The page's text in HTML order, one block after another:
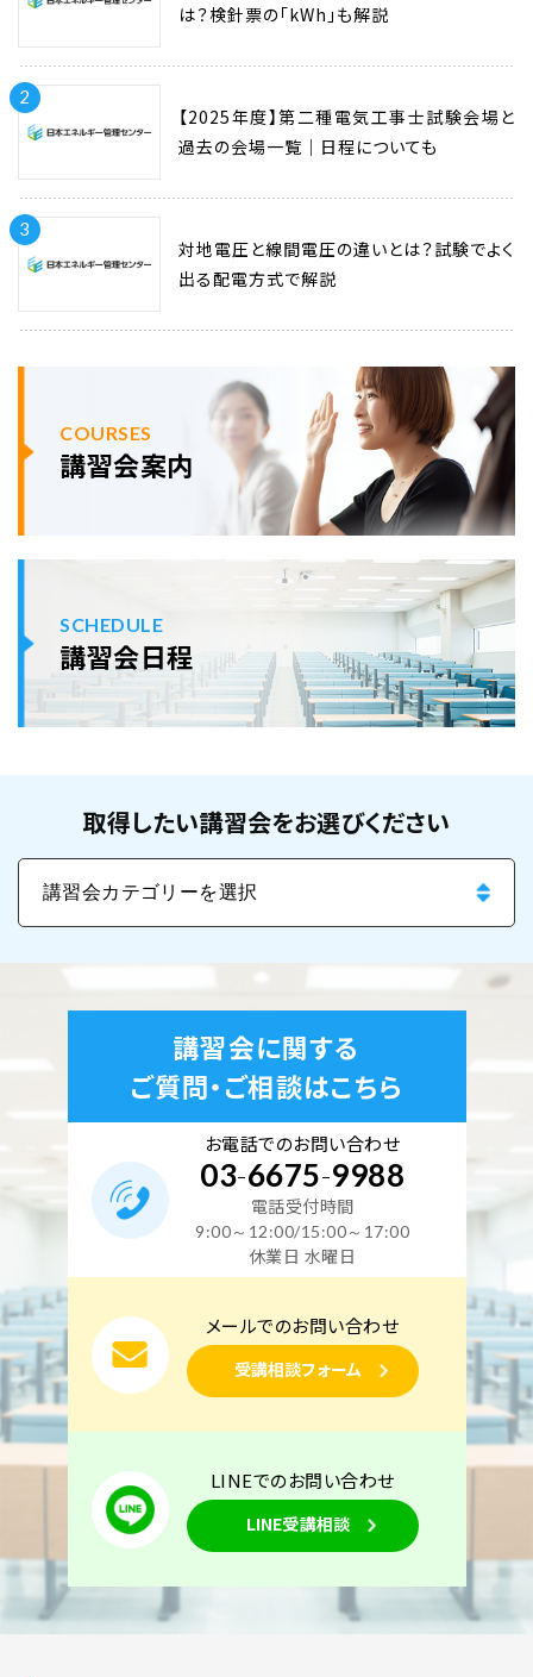
は？検針票の「kWh」も解説
2
【2025年度】第二種電気工事士試験会場と
過去の会場一覧｜日程についても
3
対地電圧と線間電圧の違いとは？試験でよく
出る配電方式で解説
COURSES
講習会案内
SCHEDULE
講習会日程
取得したい講習会をお選びください
講習会に関する
ご質問・ご相談はこちら
お電話でのお問い合わせ
03-6675-9988
電話受付時間
9:00～12:00/15:00～17:00
休業日 水曜日
メールでのお問い合わせ
受講相談フォーム
LINEでのお問い合わせ
LINE受講相談